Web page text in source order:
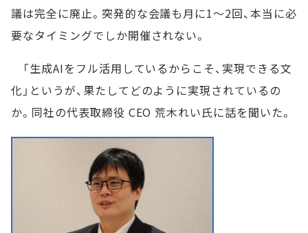
議は完全に廃止。突発的な会議も月に1～2回、本当に必
要なタイミングでしか開催されない。
「生成AIをフル活用しているからこそ、実現できる文
化」というが、果たしてどのように実現されているの
か。同社の代表取締役 CEO 荒木れい氏に話を聞いた。